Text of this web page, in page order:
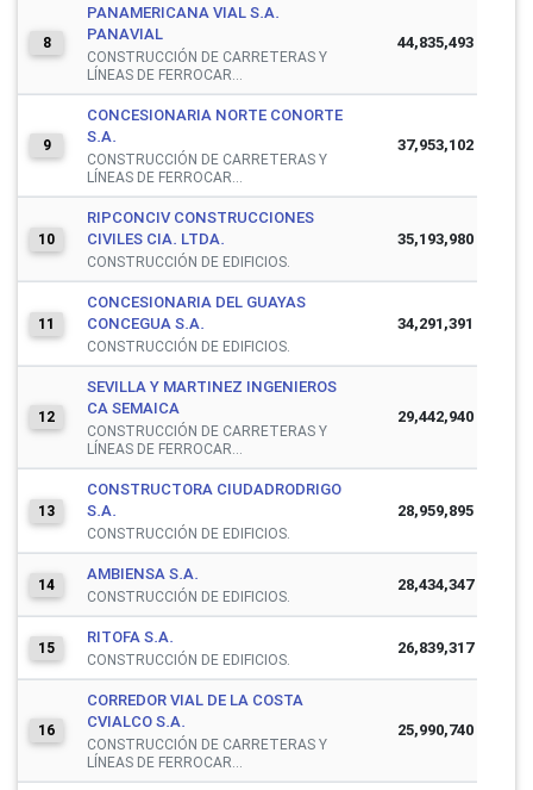
8
PANAMERICANA VIAL S.A.
PANAVIAL
CONSTRUCCIÓN DE CARRETERAS Y
LÍNEAS DE FERROCAR...
44,835,493
9
CONCESIONARIA NORTE CONORTE
S.A.
CONSTRUCCIÓN DE CARRETERAS Y
LÍNEAS DE FERROCAR...
37,953,102
10
RIPCONCIV CONSTRUCCIONES
CIVILES CIA. LTDA.
CONSTRUCCIÓN DE EDIFICIOS.
35,193,980
11
CONCESIONARIA DEL GUAYAS
CONCEGUA S.A.
CONSTRUCCIÓN DE EDIFICIOS.
34,291,391
12
SEVILLA Y MARTINEZ INGENIEROS
CA SEMAICA
CONSTRUCCIÓN DE CARRETERAS Y
LÍNEAS DE FERROCAR...
29,442,940
13
CONSTRUCTORA CIUDADRODRIGO
S.A.
CONSTRUCCIÓN DE EDIFICIOS.
28,959,895
14
AMBIENSA S.A.
CONSTRUCCIÓN DE EDIFICIOS.
28,434,347
15
RITOFA S.A.
CONSTRUCCIÓN DE EDIFICIOS.
26,839,317
16
CORREDOR VIAL DE LA COSTA
CVIALCO S.A.
CONSTRUCCIÓN DE CARRETERAS Y
LÍNEAS DE FERROCAR...
25,990,740